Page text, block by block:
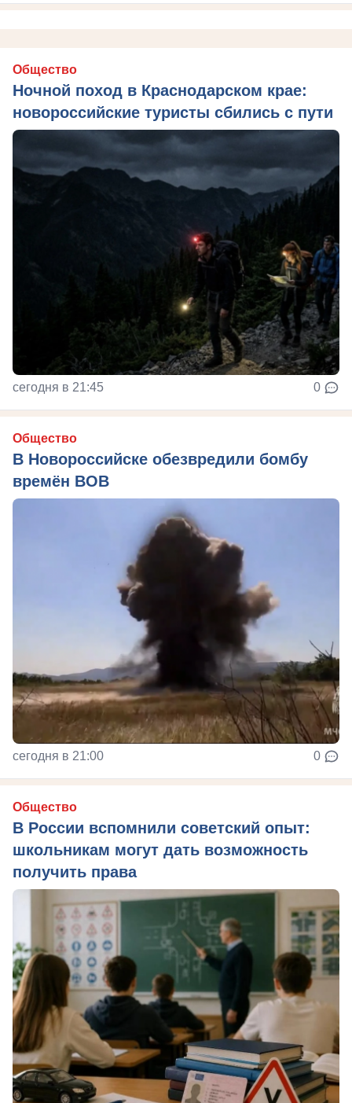
Общество
Ночной поход в Краснодарском крае:
новороссийские туристы сбились с пути
сегодня в 21:45 0
Общество
В Новороссийске обезвредили бомбу
времён ВОВ
сегодня в 21:00 0
Общество
В России вспомнили советский опыт:
школьникам могут дать возможность
получить права